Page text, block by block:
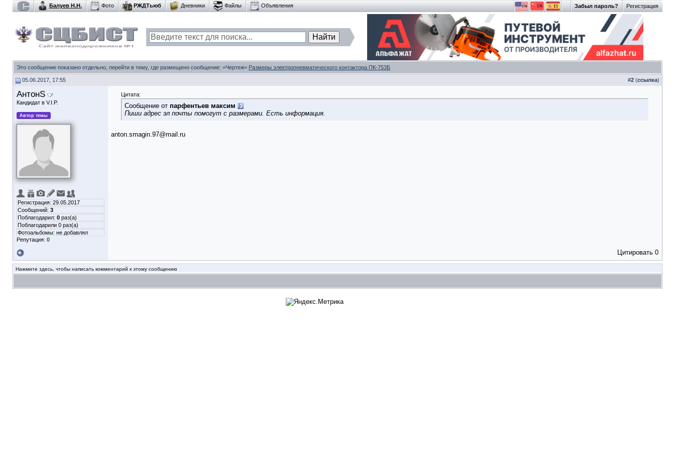
Регистрация
Забыл пароль?
Балуев Н.Н. Фото РЖДТьюб Дневники Файлы Объявления
Это сообщение показано отдельно, перейти в тему, где размещено сообщение: =Чертеж= Размеры электропневматического контактора ПК-753Б
05.06.2017, 17:55 #2 (ссылка)
АнтонS
Кандидат в V.I.P.
Автор темы
Регистрация: 29.05.2017
Сообщений: 3
Поблагодарил: 0 раз(а)
Поблагодарили 0 раз(а)
Фотоальбомы: не добавлял
Репутация: 0
Цитата:
Сообщение от парфентьев максим
Пиши адрес эл почты помогут с размерами. Есть информация.
anton.smagin.97@mail.ru
Цитировать 0
Нажмите здесь, чтобы написать комментарий к этому сообщению